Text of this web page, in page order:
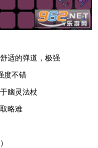
适的弹道，极强
度不错
幽灵法杖
略难